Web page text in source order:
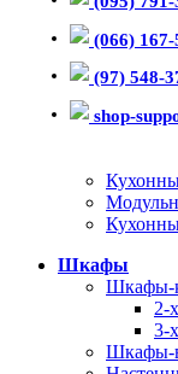
(066) 167-
(97) 548-
shop-
Шкафы
Шкафы-
2-
3-
Шкафы-